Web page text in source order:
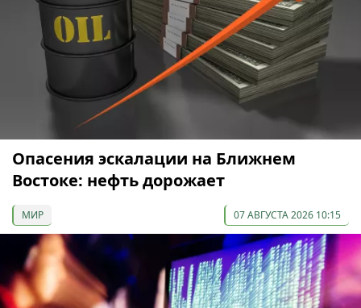
Опасения эскалации на Ближнем
Востоке: нефть дорожает
МИР 07 АВГУСТА 2026 10:15